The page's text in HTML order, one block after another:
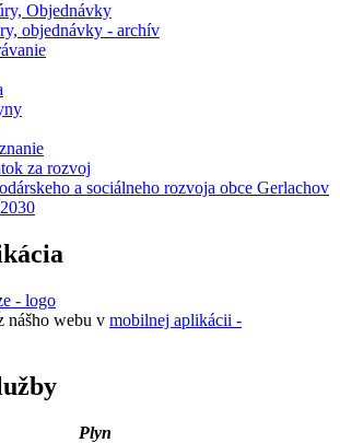
Objednávky
objednávky - archív
za rozvoj
a sociálneho rozvoja obce Gerlachov
nášho webu v mobilnej aplikácii -
Plyn